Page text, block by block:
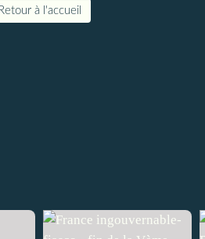
Retour à l'accueil